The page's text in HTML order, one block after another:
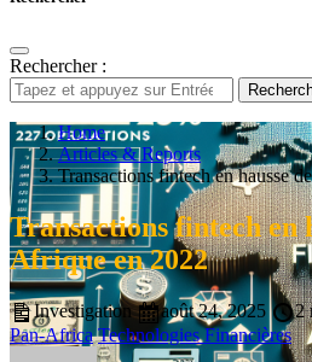
Rechercher :
Home
Articles & Reports
Transactions fintech en hausse
Transactions fintech en
Afrique en 2022
Investigation août 24, 2025 2
Pan-Africa Technologies Financières